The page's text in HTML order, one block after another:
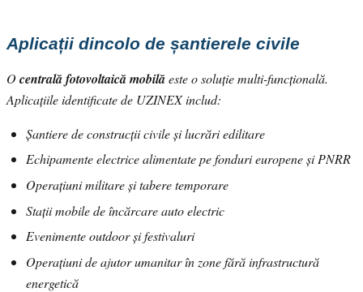
Aplicații dincolo de șantierele civile
Ocentrală fotovoltaică mobilăeste o soluție multi-funcțională.
Aplicațiile identificate de UZINEX includ:
Șantiere de construcții civile și lucrări edilitare
Echipamente electrice alimentate pe fonduri europene și PNRR
Operațiuni militare și tabere temporare
Stații mobile de încărcare auto electric
Evenimente outdoor și festivaluri
Operațiuni de ajutor umanitar în zone fără infrastructură
energetică